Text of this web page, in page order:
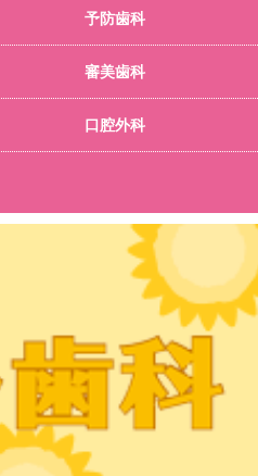
予防歯科
審美歯科
口腔外科